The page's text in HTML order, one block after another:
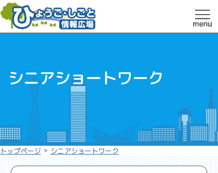
シニアショートワーク
トップページ > シニアショートワーク